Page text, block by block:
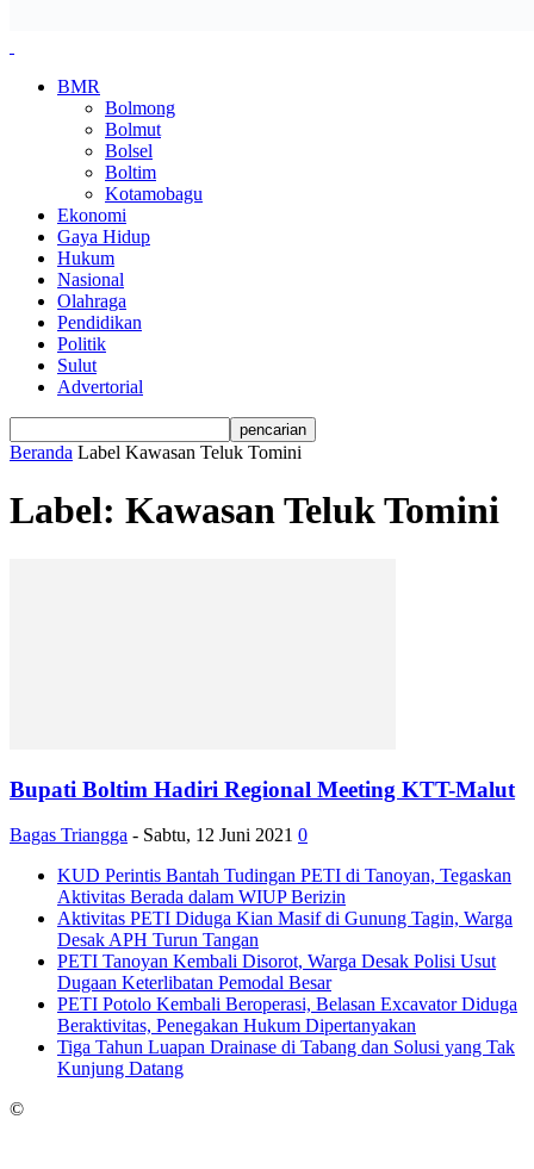
BMR
Bolmong
Bolmut
Bolsel
Boltim
Kotamobagu
Ekonomi
Gaya Hidup
Hukum
Nasional
Olahraga
Pendidikan
Politik
Sulut
Advertorial
Beranda Label Kawasan Teluk Tomini
Label: Kawasan Teluk Tomini
Bupati Boltim Hadiri Regional Meeting KTT-Malut
Bagas Triangga - Sabtu, 12 Juni 2021 0
KUD Perintis Bantah Tudingan PETI di Tanoyan, Tegaskan
Aktivitas Berada dalam WIUP Berizin
Aktivitas PETI Diduga Kian Masif di Gunung Tagin, Warga
Desak APH Turun Tangan
PETI Tanoyan Kembali Disorot, Warga Desak Polisi Usut
Dugaan Keterlibatan Pemodal Besar
PETI Potolo Kembali Beroperasi, Belasan Excavator Diduga
Beraktivitas, Penegakan Hukum Dipertanyakan
Tiga Tahun Luapan Drainase di Tabang dan Solusi yang Tak
Kunjung Datang
©